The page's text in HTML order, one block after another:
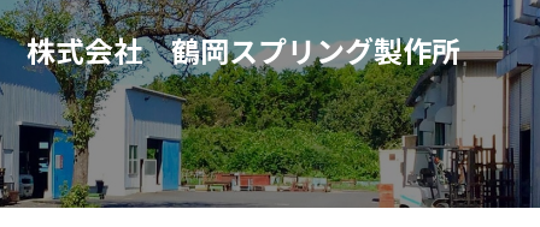
株式会社 鶴岡スプリング製作所